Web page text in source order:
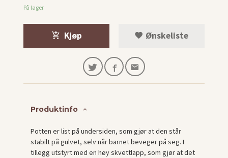
På lager
Kjøp Ønskeliste
Produktinfo
Potten er list på undersiden, som gjør at den står
stabilt på gulvet, selv når barnet beveger på seg. I
tillegg utstyrt med en høy skvettlapp, som gjør at det